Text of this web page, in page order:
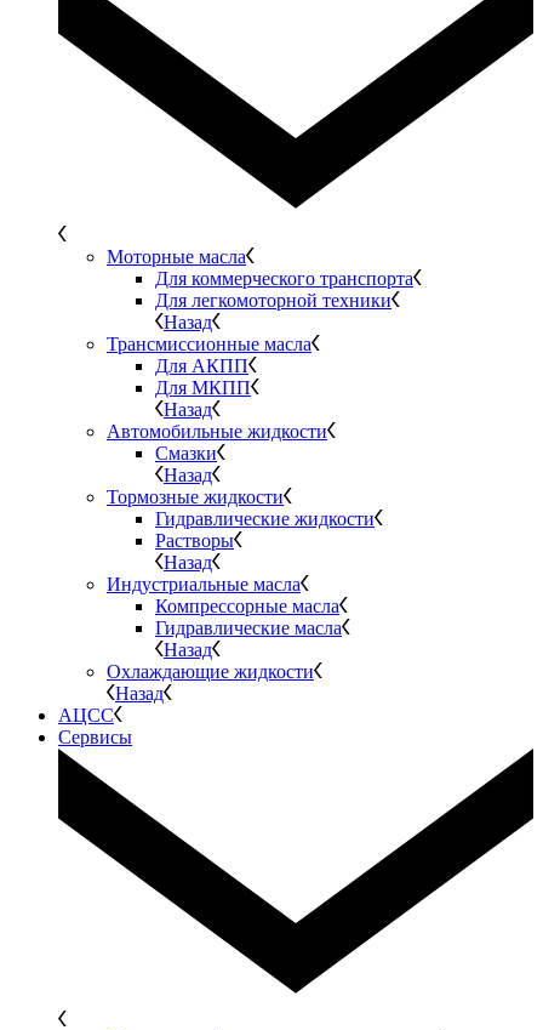
Моторные масла
Для коммерческого транспорта
Для легкомоторной техники
Назад
Трансмиссионные масла
Для АКПП
Для МКПП
Назад
Автомобильные жидкости
Смазки
Назад
Тормозные жидкости
Гидравлические жидкости
Растворы
Назад
Индустриальные масла
Компрессорные масла
Гидравлические масла
Назад
Охлаждающие жидкости
Назад
АЦСС
Сервисы